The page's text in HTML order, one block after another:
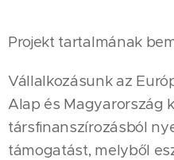
Projekt tartalmának
Vállalkozásunk az
Alap és Magyarország
társfinanszírozásból
támogatást, melyből